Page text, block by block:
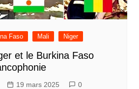
Faso Mali Niger
et le Burkina Faso
19 mars 2025 0